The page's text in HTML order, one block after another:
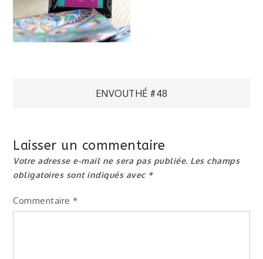
Navigation
l’article
ENVOUTHÉ #48
Laisser un commentaire
Votre adresse e-mail ne sera pas publiée. Les champs
obligatoires sont indiqués avec *
Commentaire*